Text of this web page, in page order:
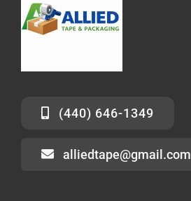
(440) 646-1349
alliedtape@gmail.com